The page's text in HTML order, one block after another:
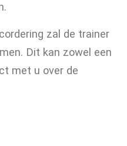
zal de trainer
Dit kan zowel een
met u over de